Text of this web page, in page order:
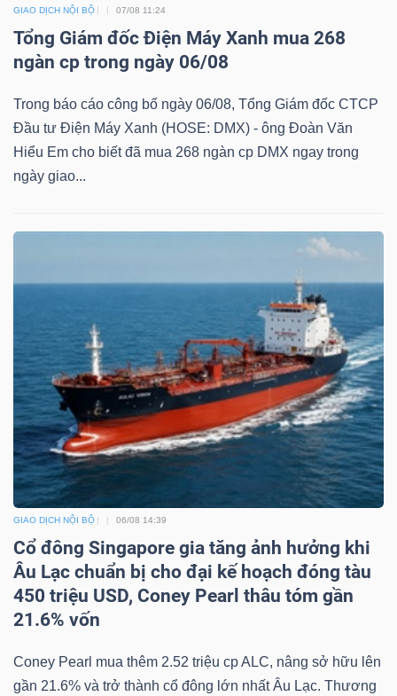
GIAO DỊCH NỘI BỘ 07/08 11:24
Tổng Giám đốc Điện Máy Xanh mua 268
ngàn cp trong ngày 06/08
Trong báo cáo công bố ngày 06/08, Tổng Giám đốc CTCP
Đầu tư Điện Máy Xanh (HOSE: DMX) - ông Đoàn Văn
Hiểu Em cho biết đã mua 268 ngàn cp DMX ngay trong
ngày giao...
GIAO DỊCH NỘI BỘ 06/08 14:39
Cổ đông Singapore gia tăng ảnh hưởng khi
Âu Lạc chuẩn bị cho đại kế hoạch đóng tàu
450 triệu USD, Coney Pearl thâu tóm gần
21.6% vốn
Coney Pearl mua thêm 2.52 triệu cp ALC, nâng sở hữu lên
gần 21.6% và trở thành cổ đông lớn nhất Âu Lạc. Thương
TIỆN
ÍCH
BẤT
ĐỘNG
Tất cả Cổ phiếu Chỉ số Chứng chỉ quỹ Chứng
Lãnh
đạo
(-)
Tất cả Người liên quan Cổ đông lớn
Tin
tức
(-)
Bài
viết